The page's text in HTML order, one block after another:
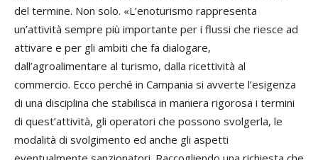
del termine. Non solo. «L’enoturismo rappresenta
un’attività sempre più importante per i flussi che riesce ad
attivare e per gli ambiti che fa dialogare,
dall’agroalimentare al turismo, dalla ricettività al
commercio. Ecco perché in Campania si avverte l’esigenza
di una disciplina che stabilisca in maniera rigorosa i termini
di quest’attività, gli operatori che possono svolgerla, le
modalità di svolgimento ed anche gli aspetti